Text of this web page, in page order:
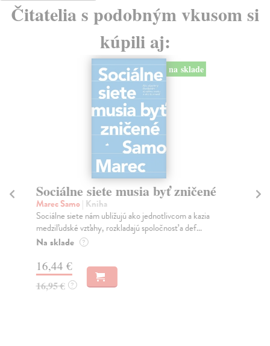
Čitatelia s podobným vkusom si
kúpili aj:
na sklade
Sociálne siete musia byť zničené
Marec Samo| Kniha
Sociálne siete nám ubližujú ako jednotlivcom a kazia
medziľudské vzťahy, rozkladajú spoločnosť a def...
Na sklade ?
16,44 €
16,95 € ?